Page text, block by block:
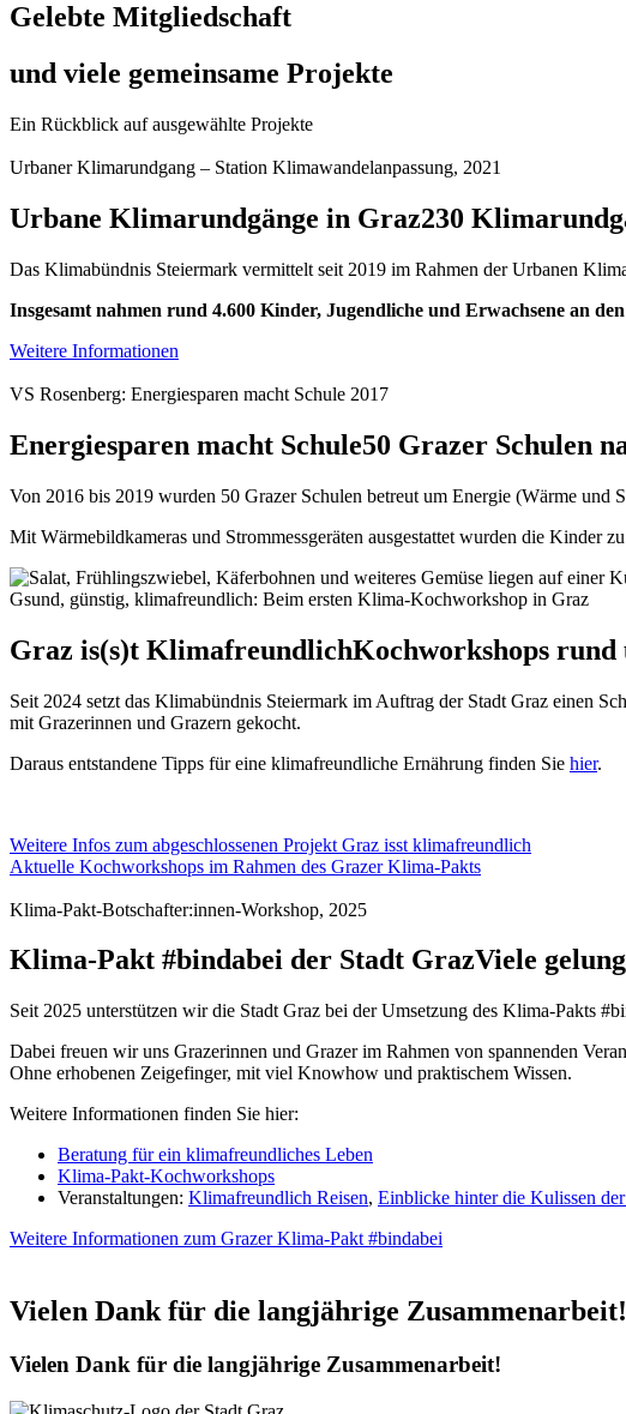
Gelebte Mitgliedschaft
und viele gemeinsame Projekte
Ein Rückblick auf ausgewählte Projekte
Urbaner Klimarundgang – Station Klimawandelanpassung, 2021
Urbane Klimarundgänge in Graz230
Das Klimabündnis Steiermark vermittelt seit 2019 im Rahmen der Urbanen
Insgesamt nahmen rund 4.600 Kinder, Jugendliche und Erwachsene an
Weitere Informationen
VS Rosenberg: Energiesparen macht Schule 2017
Energiesparen macht Schule50 Grazer Schulen
Von 2016 bis 2019 wurden 50 Grazer Schulen betreut um Energie (Wärme
Mit Wärmebildkameras und Strommessgeräten ausgestattet wurden die Kinder
Gsund, günstig, klimafreundlich: Beim ersten Klima-Kochworkshop in Graz
Graz is(s)t KlimafreundlichKochworkshops
Seit 2024 setzt das Klimabündnis Steiermark im Auftrag der Stadt Graz einen
mit Grazerinnen und Grazern gekocht.
Daraus entstandene Tipps für eine klimafreundliche Ernährung finden Sie hier.
Weitere Infos zum abgeschlossenen Projekt Graz isst klimafreundlich
Aktuelle Kochworkshops im Rahmen des Grazer Klima-Pakts
Klima-Pakt-Botschafter:innen-Workshop, 2025
Klima-Pakt #bindabei der Stadt GrazViele
Seit 2025 unterstützen wir die Stadt Graz bei der Umsetzung des Klima-Pakts
Dabei freuen wir uns Grazerinnen und Grazer im Rahmen von spannenden
Ohne erhobenen Zeigefinger, mit viel Knowhow und praktischem Wissen.
Weitere Informationen finden Sie hier:
Beratung für ein klimafreundliches Leben
Klima-Pakt-Kochworkshops
Veranstaltungen: Klimafreundlich Reisen, Einblicke hinter die Kulissen
Weitere Informationen zum Grazer Klima-Pakt #bindabei
Vielen Dank für die langjährige Zusammenarbeit!
Vielen Dank für die langjährige Zusammenarbeit!